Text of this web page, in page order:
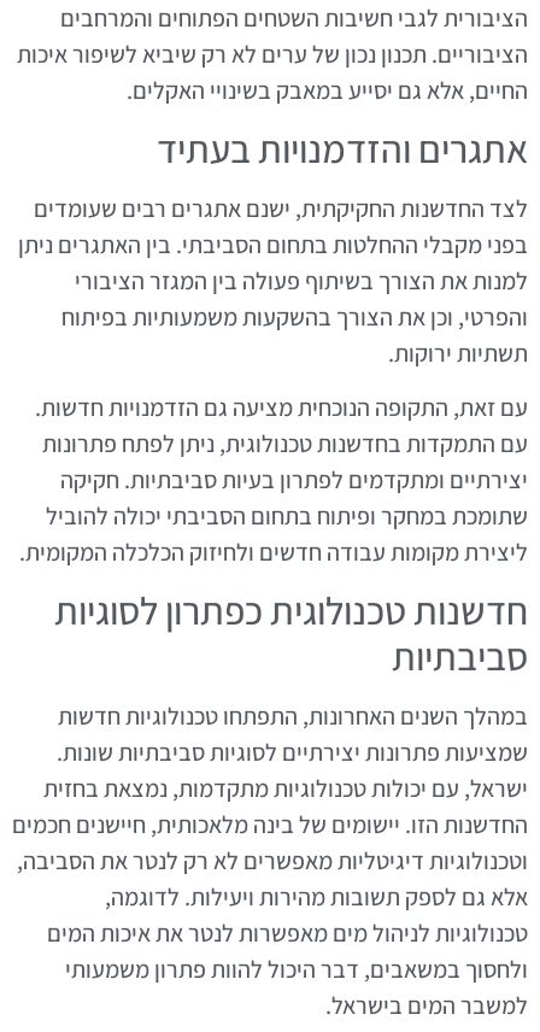
הציבורית לגבי חשיבות השטחים הפתוחים והמרחבים
הציבוריים. תכנון נכון של ערים לא רק שיביא לשיפור איכות
החיים, אלא גם יסייע במאבק בשינויי האקלים.
אתגרים והזדמנויות בעתיד
לצד החדשנות החקיקתית, ישנם אתגרים רבים שעומדים
בפני מקבלי ההחלטות בתחום הסביבתי. בין האתגרים ניתן
למנות את הצורך בשיתוף פעולה בין המגזר הציבורי
והפרטי, וכן את הצורך בהשקעות משמעותיות בפיתוח
תשתיות ירוקות.
עם זאת, התקופה הנוכחית מציעה גם הזדמנויות חדשות.
עם התמקדות בחדשנות טכנולוגית, ניתן לפתח פתרונות
יצירתיים ומתקדמים לפתרון בעיות סביבתיות. חקיקה
שתומכת במחקר ופיתוח בתחום הסביבתי יכולה להוביל
ליצירת מקומות עבודה חדשים ולחיזוק הכלכלה המקומית.
חדשנות טכנולוגית כפתרון לסוגיות
סביבתיות
במהלך השנים האחרונות, התפתחו טכנולוגיות חדשות
שמציעות פתרונות יצירתיים לסוגיות סביבתיות שונות.
ישראל, עם יכולות טכנולוגיות מתקדמות, נמצאת בחזית
החדשנות הזו. יישומים של בינה מלאכותית, חיישנים חכמים
וטכנולוגיות דיגיטליות מאפשרים לא רק לנטר את הסביבה,
אלא גם לספק תשובות מהירות ויעילות. לדוגמה,
טכנולוגיות לניהול מים מאפשרות לנטר את איכות המים
ולחסוך במשאבים, דבר היכול להוות פתרון משמעותי
למשבר המים בישראל.